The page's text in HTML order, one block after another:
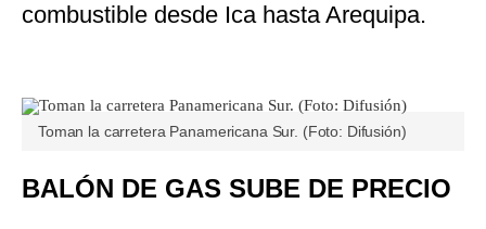
combustible desde Ica hasta Arequipa.
Toman la carretera Panamericana Sur. (Foto: Difusión)
BALÓN DE GAS SUBE DE PRECIO